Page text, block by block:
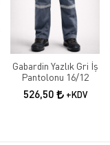
Gabardin Yazlık Gri İş
Pantolonu 16/12
526,50 +KDV